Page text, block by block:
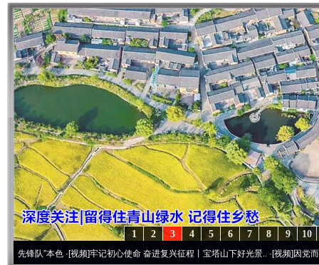
10
9
8
7
6
5
4
3
2
1
·[视频]牢记初心使命 奋进复兴征程丨宝塔山下好光景..·[视频]因党而生 为党而